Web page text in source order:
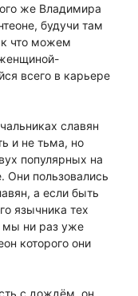
же Владимира
будучи там
что можем
всего в карьере
славян
и не тьма, но
популярных на
Они пользовались
а если быть
язычника тех
мы ни раз уже
которого они
с дождём, он